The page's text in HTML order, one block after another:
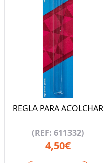
REGLA PARA ACOLCHAR
(REF: 611332)
4,50€